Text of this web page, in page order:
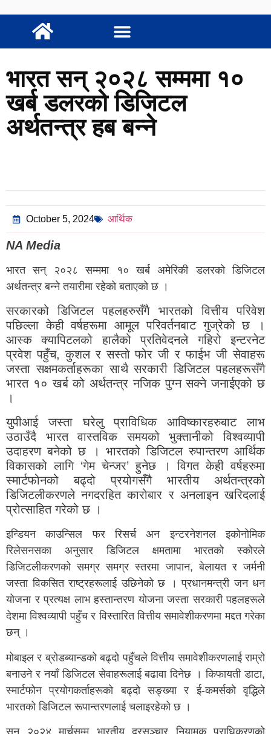
भारत सन् २०२८ सम्ममा १०
खर्ब डलरको डिजिटल
अर्थतन्त्र हब बन्ने
October 5, 2024 आर्थिक
NA Media
भारत सन् २०२८ सम्ममा १० खर्ब अमेरिकी डलरको डिजिटल
अर्थतन्त्र बन्ने तयारीमा रहेको बताएको छ ।
सरकारको डिजिटल पहलहरुसँगै भारतको वित्तीय परिवेश
पछिल्ला केही वर्षहरूमा आमूल परिवर्तनबाट गुज्रेको छ ।
आस्क क्यापिटलको हालैको प्रतिवेदनले गहिरो इन्टरनेट
प्रवेश पहुँच, कुशल र सस्तो फोर जी र फाईभ जी सेवाहरू
जस्ता सक्षमकर्ताहरूका साथै सरकारी डिजिटल पहलहरूसँगै
भारत १० खर्ब को अर्थतन्त्र नजिक पुग्न सक्ने जनाईएको छ
।
युपीआई जस्ता घरेलु प्राविधिक आविष्कारहरुबाट लाभ
उठाउँदै भारत वास्तविक समयको भुक्तानीको विश्वव्यापी
उदाहरण बनेको छ । भारतको डिजिटल रुपान्तरण आर्थिक
विकासको लागि ‘गेम चेन्जर’ हुनेछ । विगत केही वर्षहरुमा
स्मार्टफोनको बढ्दो प्रयोगसँगै भारतीय अर्थतन्त्रको
डिजिटलीकरणले नगदरहित कारोबार र अनलाइन खरिदलाई
प्रोत्साहित गरेको छ ।
इन्डियन काउन्सिल फर रिसर्च अन इन्टरनेशनल इकोनोमिक
रिलेसनसका अनुसार डिजिटल क्षमतामा भारतको स्कोरले
डिजिटलीकरणको समग्र समग्र स्तरमा जापान, बेलायत र जर्मनी
जस्ता विकसित राष्ट्रहरूलाई उछिनेको छ । प्रधानमन्त्री जन धन
योजना र प्रत्यक्ष लाभ हस्तान्तरण योजना जस्ता सरकारी पहलहरूले
देशमा विश्वव्यापी पहुँच र विस्तारित वित्तीय समावेशीकरणमा मद्दत गरेका
छन् ।
मोबाइल र ब्रोडब्यान्डको बढ्दो पहुँचले वित्तीय समावेशीकरणलाई राम्रो
बनाउने र नयाँ डिजिटल सेवाहरूलाई बढावा दिनेछ । किफायती डाटा,
स्मार्टफोन प्रयोगकर्ताहरूको बढ्दो सङ्ख्या र ई-कमर्सको वृद्धिले
भारतको डिजिटल रूपान्तरणलाई चलाइरहेको छ ।